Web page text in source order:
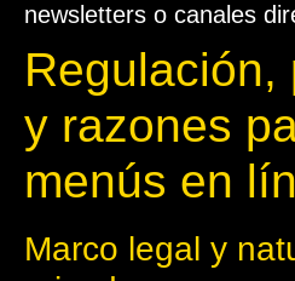
newsletters o canales
Regulación,
y razones
menús en
Marco legal y